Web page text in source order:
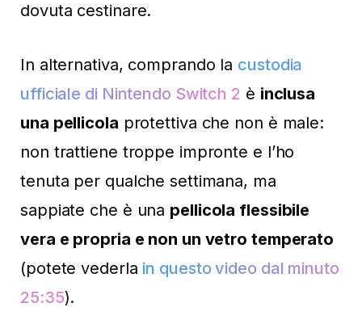
dovuta cestinare.
In alternativa, comprando la custodia
ufficiale di Nintendo Switch 2 è inclusa
una pellicola protettiva che non è male:
non trattiene troppe impronte e l’ho
tenuta per qualche settimana, ma
sappiate che è una pellicola flessibile
vera e propria e non un vetro temperato
(potete vederla in questo video dal minuto
25:35).